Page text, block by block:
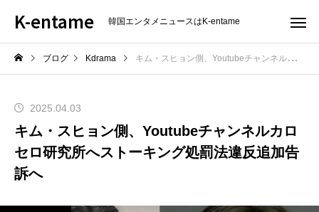
K-entame 韓国エンタメニュースはK-entame
ブログ Kdrama キム・スヒョン側、Youtubeチャンネルカロセロ研究所へストーキング処罰法違反追加告訴へ
2025.04.03
キム・スヒョン側、Youtubeチャンネルカロ
セロ研究所へストーキング処罰法違反追加告
訴へ